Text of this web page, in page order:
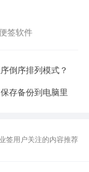
签软件
倒序排列模式？
存备份到电脑里
签用户关注的内容推荐